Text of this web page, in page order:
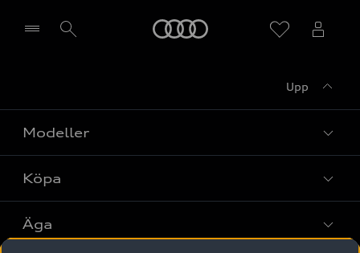
Upp
Modeller
Alla modeller
Elbilar
Köpa
Privaterbjudanden
Äga